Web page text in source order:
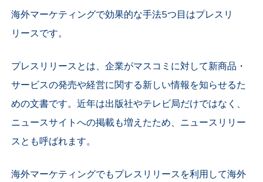
海外マーケティングで効果的な手法5つ目はプレスリ
リースです。
プレスリリースとは、企業がマスコミに対して新商品・
サービスの発売や経営に関する新しい情報を知らせるた
めの文書です。近年は出版社やテレビ局だけではなく、
ニュースサイトへの掲載も増えたため、ニュースリリー
スとも呼ばれます。
海外マーケティングでもプレスリリースを利用して海外